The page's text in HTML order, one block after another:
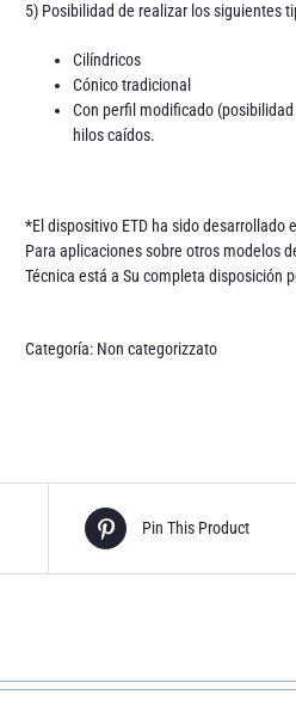
5) Posibilidad de realizar los siguientes
Cilíndricos
Cónico tradicional
Con perfil modificado
hilos caídos.
*El dispositivo ETD ha sido desarrollado
Para aplicaciones sobre otros modelos
Técnica está a Su completa disposición
Categoría: Non categorizzato
Pin This Product